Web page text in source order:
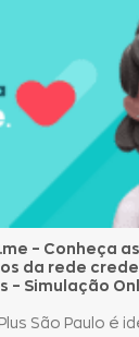
– Conheça
da rede
– Simulação
São Paulo é